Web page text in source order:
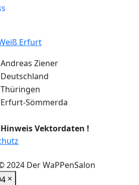
Erfurt
Andreas Ziener
Deutschland
Thüringen
Erfurt-Sömmerda
Hinweis Vektordaten !
2024 Der WaPPenSalon
×